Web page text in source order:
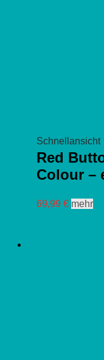
Schnellansicht
Red
Colour –
69,99 € mehr